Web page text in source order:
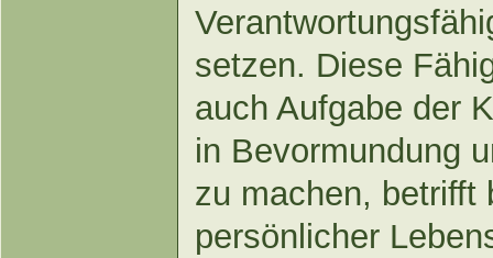
setzen. Diese
auch Aufgabe der
in Bevormundung
zu machen, betrifft
persönlicher